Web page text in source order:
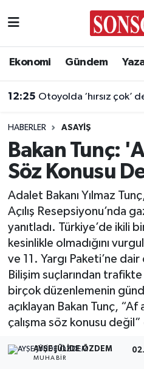
Ekonomi Gündem
12:25 Otoyolda ‘hırsız çok’ deyip
HABERLER ASAYIŞ
Bakan Tunç:
Söz Konusu
Adalet Bakanı Yılmaz
Açılış Resepsiyonu’nda
yanıtladı. Türkiye’de ikili
kesinlikle olmadığını
ve 11. Yargı Paketi’ne
Bilişim suçlarından
birçok düzenlemenin
açıklayan Bakan Tunç,
çalışma söz konusu
AYŞE JÜLIDE ÖZDEM
MUHABIR
Asayiş
Biyografi
Çevre
Diğer
Dünya
Eğitim
Ekonomi
Eleman
Emlak
Ankara Nöbetçi
Ankara Trafik
Süper Lig Puan
Tüm Manşetler
Son Dakika Haberleri
Haber Arşivi